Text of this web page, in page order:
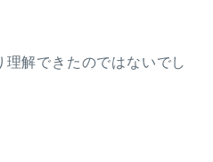
解できたのではないでし